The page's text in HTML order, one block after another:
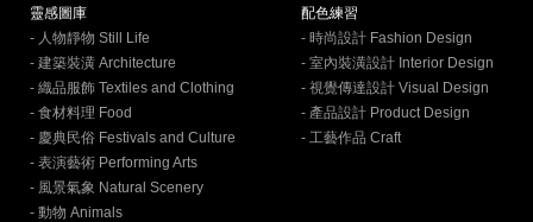
靈感圖庫
- 人物靜物 Still Life
- 建築裝潢 Architecture
- 織品服飾 Textiles and Clothing
- 食材料理 Food
- 慶典民俗 Festivals and Culture
- 表演藝術 Performing Arts
- 風景氣象 Natural Scenery
- 動物 Animals
配色練習
- 時尚設計 Fashion Design
- 室內裝潢設計 Interior Design
- 視覺傳達設計 Visual Design
- 產品設計 Product Design
- 工藝作品 Craft